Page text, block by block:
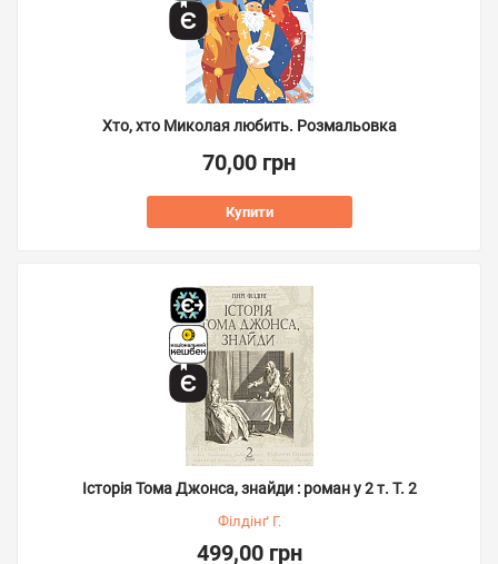
Хто, хто Миколая любить. Розмальовка
70,00 грн
Купити
Історія Тома Джонса, знайди : роман у 2 т. Т. 2
Філдінґ Г.
499,00 грн